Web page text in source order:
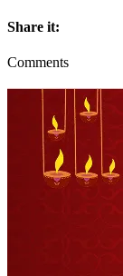
Share it:
Comments